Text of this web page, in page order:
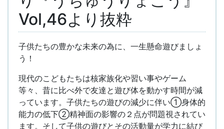
Vol,46より抜粋
子供たちの豊かな未来の為に、一生懸命遊びましょ
う！
現代のこどもたちは核家族化や習い事やゲーム
等々、昔に比べ外で友達と遊び体を動かす時間が減
っています。子供たちの遊びの減少に伴い①身体的
能力の低下②精神面の影響の２点が問題視されてい
ます。そして子供の遊びとその活動量が学力に結び